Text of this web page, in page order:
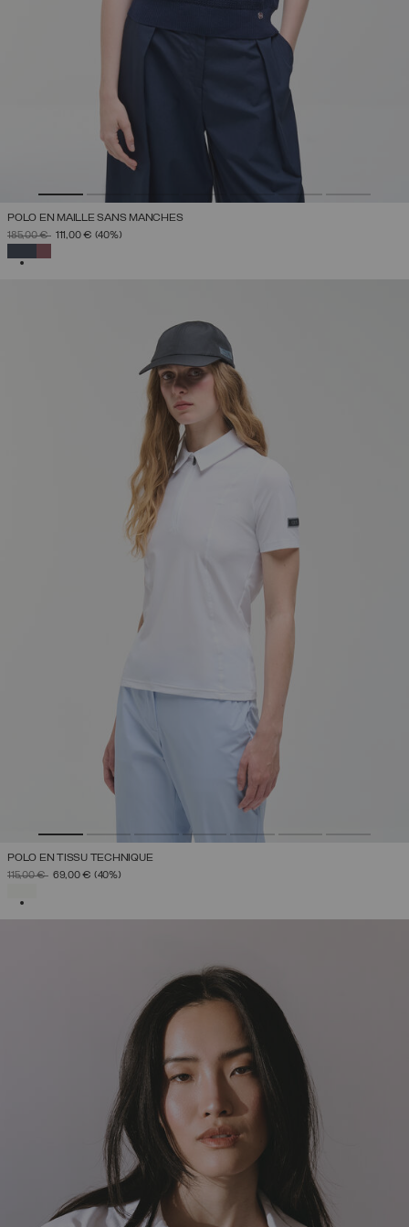
POLO EN MAILLE SANS MANCHES
PRIX RÉDUIT DE
185,00 €À111,00 € (40%)
POLO EN TISSU TECHNIQUE
PRIX RÉDUIT DE
115,00 €À69,00 € (40%)